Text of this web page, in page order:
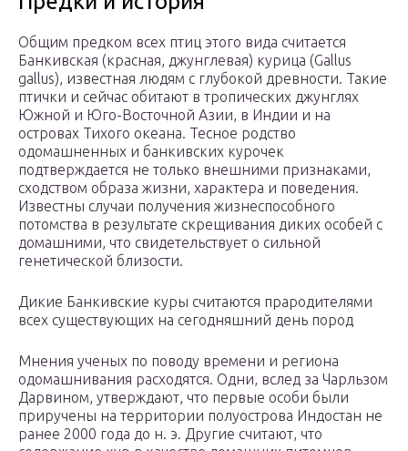
Общим предком всех птиц этого вида считается
Банкивская (красная, джунглевая) курица (Gallus
gallus), известная людям с глубокой древности. Такие
птички и сейчас обитают в тропических джунглях
Южной и Юго-Восточной Азии, в Индии и на
островах Тихого океана. Тесное родство
одомашненных и банкивских курочек
подтверждается не только внешними признаками,
сходством образа жизни, характера и поведения.
Известны случаи получения жизнеспособного
потомства в результате скрещивания диких особей с
домашними, что свидетельствует о сильной
генетической близости.
Дикие Банкивские куры считаются прародителями
всех существующих на сегодняшний день пород
Мнения ученых по поводу времени и региона
одомашнивания расходятся. Одни, вслед за Чарльзом
Дарвином, утверждают, что первые особи были
приручены на территории полуострова Индостан не
ранее 2000 года до н. э. Другие считают, что